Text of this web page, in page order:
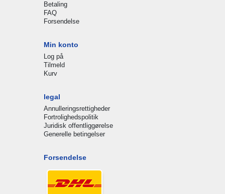
Betaling
FAQ
Forsendelse
Min konto
Log på
Tilmeld
Kurv
legal
Annulleringsrettigheder
Fortrolighedspolitik
Juridisk offentliggørelse
Generelle betingelser
Forsendelse